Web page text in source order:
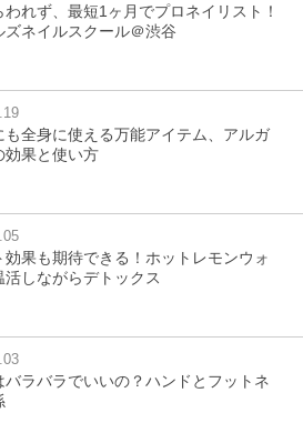
われず、最短1ヶ月でプロネイリスト！
ズネイルスクール＠渋谷
も全身に使える万能アイテム、アルガ
効果と使い方
効果も期待できる！ホットレモンウォ
活しながらデトックス
バラバラでいいの？ハンドとフットネ